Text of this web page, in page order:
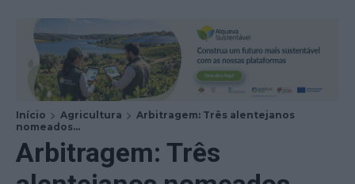
Início Agricultura
Arbitragem: Três alentejanos
nomeados...
Arbitragem: Três